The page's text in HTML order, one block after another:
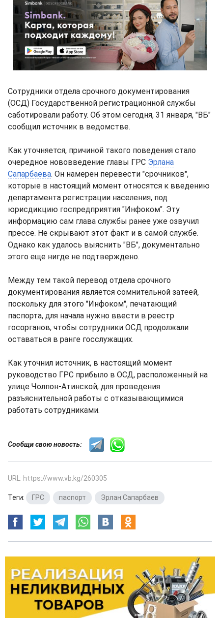
Сотрудники отдела срочного документирования
(ОСД) Государственной регистрационной службы
саботировали работу. Об этом сегодня, 31 января, "ВБ"
сообщил источник в ведомстве.
Как уточняется, причиной такого поведения стало
очередное нововведение главы ГРС Эрлана
Сапарбаева. Он намерен перевести "срочников",
которые в настоящий момент относятся к введению
департамента регистрации населения, под
юрисдикцию госпредприятия "Инфоком". Эту
информацию сам глава службы ранее уже озвучил
прессе. Не скрывают этот факт и в самой службе.
Однако как удалось выяснить "ВБ", документально
этого еще нигде не подтверждено.
Между тем такой перевод отдела срочного
документирования является сомнительной затеей,
поскольку для этого "Инфоком", печатающий
паспорта, для начала нужно ввести в реестр
госорганов, чтобы сотрудники ОСД продолжали
оставаться в ранге госслужащих.
Как уточнил источник, в настоящий момент
руководство ГРС прибыло в ОСД, расположенный на
улице Чолпон-Атинской, для проведения
разъяснительной работы с отказывающимися
работать сотрудниками.
Сообщи свою новость:
URL: https://www.vb.kg/260305
Теги: ГРС паспорт Эрлан Сапарбаев